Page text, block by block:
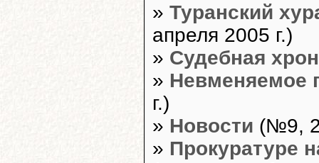
» Туранский
апреля 2005 г.)
» Судебная
» Невменяемое
г.)
» Новости (№9,
» Прокуратуре